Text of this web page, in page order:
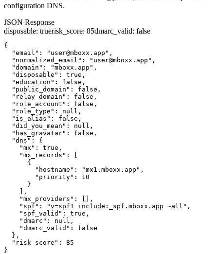
configuration DNS.
JSON Response
disposable: truerisk_score: 85dmarc_valid: false
{
  "email": "user@mboxx.app",
  "normalized_email": "user@mboxx.app",
  "domain": "mboxx.app",
  "disposable": true,
  "education": false,
  "public_domain": false,
  "relay_domain": false,
  "role_account": false,
  "role_type": null,
  "is_alias": false,
  "did_you_mean": null,
  "has_gravatar": false,
  "dns": {
    "mx": true,
    "mx_records": [
      {
        "hostname": "mx1.mboxx.app",
        "priority": 10
      }
    ],
    "mx_providers": [],
    "spf": "v=spf1 include:_spf.mboxx.app ~all",
    "spf_valid": true,
    "dmarc": null,
    "dmarc_valid": false
  },
  "risk_score": 85
}